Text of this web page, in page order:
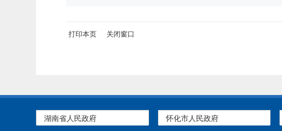
打印本页 关闭窗口
湖南省人民政府 怀化市人民政府